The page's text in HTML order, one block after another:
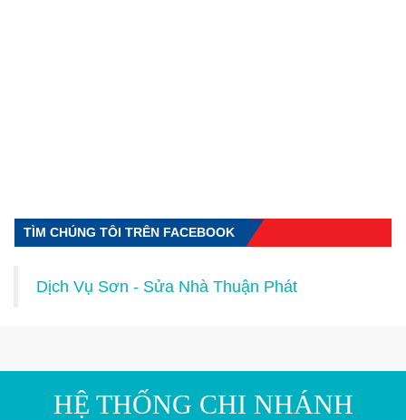
TÌM CHÚNG TÔI TRÊN FACEBOOK
Dịch Vụ Sơn - Sửa Nhà Thuận Phát
HỆ THỐNG CHI NHÁNH